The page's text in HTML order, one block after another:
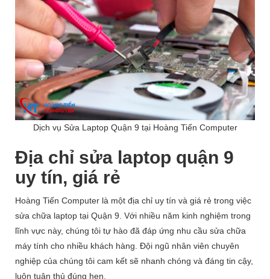
Dịch vụ Sửa Laptop Quận 9 tại Hoàng Tiến Computer
Địa chỉ sửa laptop quận 9
uy tín, giá rẻ
Hoàng Tiến Computer là một địa chỉ uy tín và giá rẻ trong việc
sửa chữa laptop tại Quận 9. Với nhiều năm kinh nghiệm trong
lĩnh vực này, chúng tôi tự hào đã đáp ứng nhu cầu sửa chữa
máy tính cho nhiều khách hàng. Đội ngũ nhân viên chuyên
nghiệp của chúng tôi cam kết sẽ nhanh chóng và đáng tin cậy,
luôn tuân thủ đúng hẹn.